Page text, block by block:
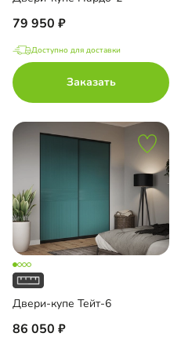
79 950
Доступно для доставки
Заказать
Двери-купе Тейт-6
86 050